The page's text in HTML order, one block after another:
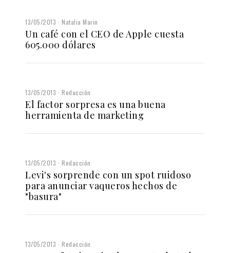
13/05/2013 Natalia Marin
Un café con el CEO de Apple cuesta
605.000 dólares
13/05/2013 Redacción
El factor sorpresa es una buena
herramienta de marketing
13/05/2013 Redacción
Levi's sorprende con un spot ruidoso
para anunciar vaqueros hechos de
"basura"
13/05/2013 Redacción